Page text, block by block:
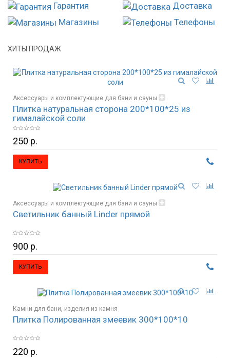
Гарантия
Доставка
Магазины
Телефоны
ХИТЫ ПРОДАЖ
Аксессуары и комплектующие для бани и сауны
Гималайская соль и изделия из соли
Плитка натуральная сторона 200*100*25 из
гималайской соли
250 р.
КУПИТЬ
Аксессуары и комплектующие для бани и сауны
Освещение, светильники
Светильник банный Linder прямой
900 р.
КУПИТЬ
Камни для бани, изделия из камня
Плитка Полированная змеевик 300*100*10
220 р.